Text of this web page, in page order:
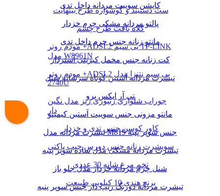
ست دستبند و گوشواره طرح بینهایت
کلاه بافت طرح چشم
مودم روتر +ADSL2 بی سیم TP-LINK
مدل W8961N
مودم روتر +ADSL2 بی سیم نتنزا مدل
2740U
جوراب شلواری زنبوری ریز مدل نگین
دار
کاور کوسن جنس تدی و خزدار
سویشرت زنانه جنس دورس جیب پاکتی
تخم مرغ شانه 30 عددی
برنج هندی 10 کیلویی طبیعت
کاپشن سوییت مردانه داخل تدی
پالتو مردانه مشکی چرم خزدار
مانتو زنانه جنس چرم داخل تدی
کت زنانه جنس مخمل کبریتی آستردار
تیشرت مردانه آستین کوتاه سرشانه شنل
تی آر ایکس پرو
مانتو مزونی جنس سوییت آستین کیمینو
تیشرت مردانه مدل M819 جنس سوپر پنبه
تیشرت مردانه مشکی مدل ساده سوپر پنبه
شنل چرم مردانه خزدار مدل جلو باز
تیشرت مردانه دورنگ زیپ دار جنس سوپر پنبه